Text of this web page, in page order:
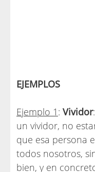
EJEMPLOS
Ejemplo 1 : Vividor
un vividor, no
que esa persona
todos nosotros,
bien, y en